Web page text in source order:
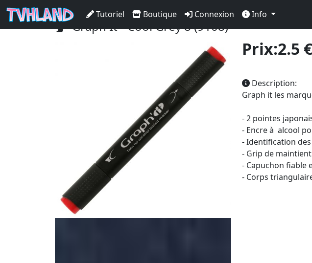
Tutoriel Boutique Connexion Info
Accueil Tvhland
Graph It - Cool Grey 8 (9108)
Prix:2.5 €
Description:
Graph it les
- 2 pointes
- Encre à alcool
- Identification
- Grip de
- Capuchon fiable
- Corps